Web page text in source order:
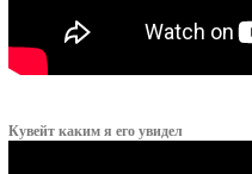
Кувейт каким я его увидел